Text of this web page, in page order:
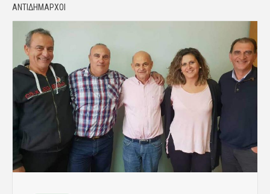
ΑΝΤΙΔΉΜΑΡΧΟΙ